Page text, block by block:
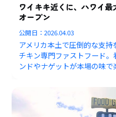
ワイキキ近くに、ハワイ
オープン
公開日：2026.04.03
アメリカ本土で圧倒的な支
チキン専門ファストフード
ンドやナゲットが本場の味で